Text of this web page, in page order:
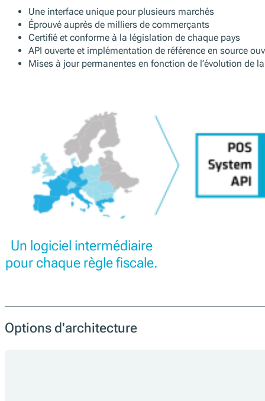
et archive les données de vente conformément
conformes partout.
Une interface unique pour plusieurs marchés
Éprouvé auprès de milliers de commerçants
Certifié et conforme à la législation de chaque pays
API ouverte et implémentation de référence en source
Mises à jour permanentes en fonction de l’évolution de